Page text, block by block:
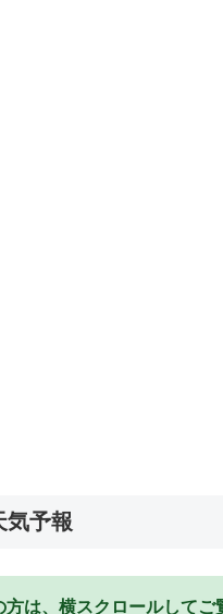
気予報
は、横スクロールしてご